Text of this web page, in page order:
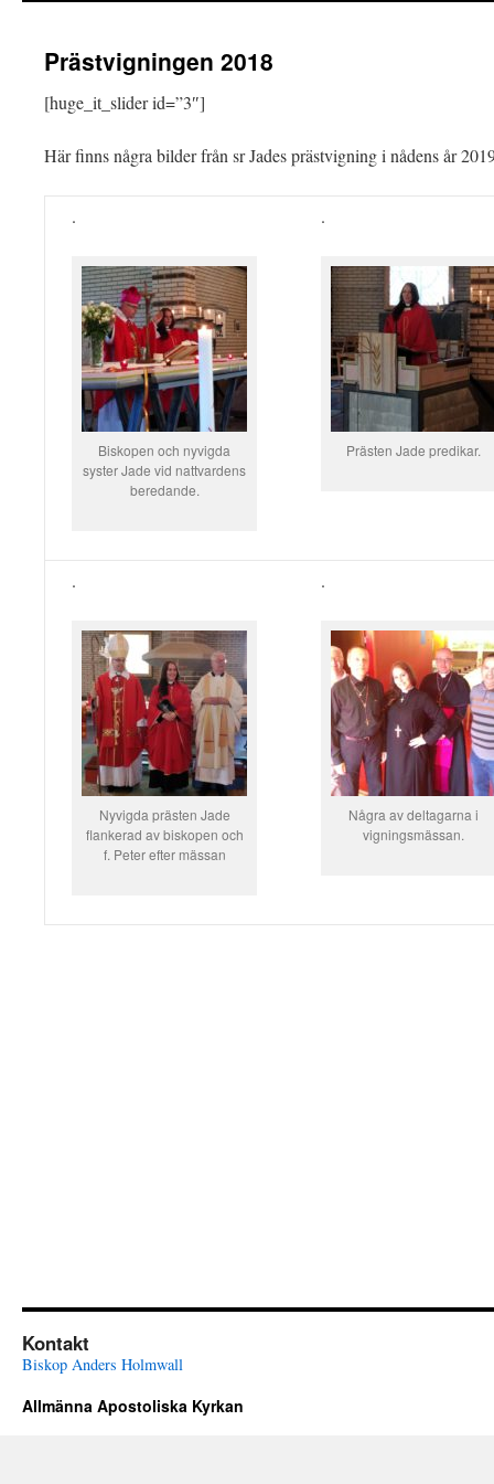
Prästvigningen 2018
[huge_it_slider id=”3″]
Här finns några bilder från sr Jades prästvigning i nådens år
.
Biskopen och nyvigda
syster Jade vid nattvardens
beredande.
.
Prästen Jade predikar.
.
Nyvigda prästen Jade
flankerad av biskopen och
f. Peter efter mässan
.
Några av deltagarna i
vigningsmässan.
Kontakt
Biskop Anders Holmwall
Allmänna Apostoliska Kyrkan